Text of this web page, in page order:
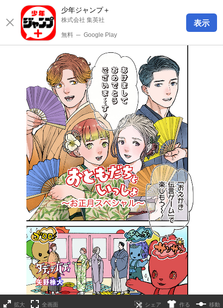
少年ジャンプ＋
株式会社 集英社
無料 ─ Google Play
表示
拡大 全画面 作る 移動